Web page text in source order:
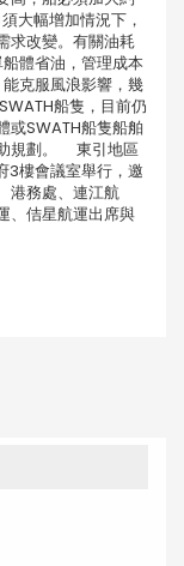
大幅增加情況下，
求改變。有關油耗
體省油，管理成本
克服風浪影響，幾
船隻，目前仍
或SWATH船隻船舶
規劃。 東引地區
3樓會議室舉行，邀
港務處、連江航
、佶星航運出席與